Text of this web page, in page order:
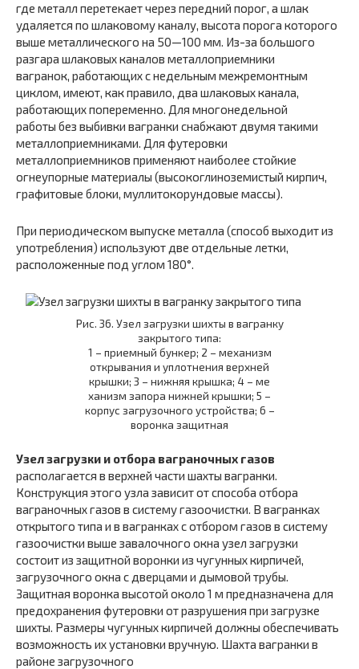
где металл перетекает через передний порог, а шлак
удаляется по шлаковому каналу, высота порога которого
выше металлического на 50—100 мм. Из-за большого
разгара шлаковых каналов металлоприемники
вагранок, работающих с недельным межремонтным
циклом, имеют, как правило, два шлаковых канала,
работающих попеременно. Для многонедельной
работы без выбивки вагранки снабжают двумя такими
металлоприемниками. Для футеровки
металлоприемников применяют наиболее стойкие
огнеупорные материалы (высокоглиноземистый кирпич,
графитовые блоки, муллитокорундовые массы).
При периодическом выпуске металла (способ выходит из
употребления) используют две отдельные летки,
расположенные под углом 180°.
Рис. 36. Узел загрузки шихты в вагранку
закрытого типа:
1 – приемный бункер; 2 – механизм
открывания и уплотнения верхней
крышки; 3 – нижняя крышка; 4 – ме­
ханизм запора нижней крышки; 5 –
корпус загрузочного устройства; 6 –
воронка защитная
Узел загрузки и отбора ваграночных газов
располагается в верхней части шахты вагранки.
Конструкция этого узла зависит от способа отбора
ваграночных газов в систему газоочистки. В вагранках
открытого типа и в вагранках с отбором газов в систему
газоочистки выше завалочного окна узел загрузки
состоит из защитной воронки из чугунных кирпичей,
загрузочного окна с дверцами и дымовой трубы.
Защитная воронка высотой около 1 м предназначена для
предохранения футеровки от разрушения при загрузке
шихты. Размеры чугунных кирпичей должны обеспечивать
возможность их установки вручную. Шахта вагранки в
районе загрузочного